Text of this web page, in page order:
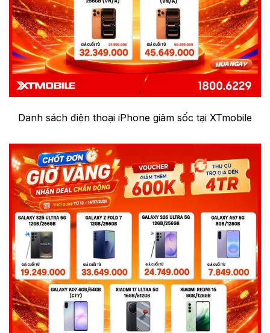
Danh sách điện thoại iPhone giảm sốc tại XTmobile